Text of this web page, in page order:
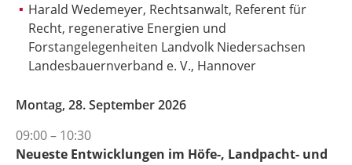
Harald Wedemeyer, Rechtsanwalt, Referent für
Recht, regenerative Energien und
Forstangelegenheiten Landvolk Niedersachsen
Landesbauernverband e. V., Hannover
Montag, 28. September 2026
09:00 – 10:30
Neueste Entwicklungen im Höfe-, Landpacht- und